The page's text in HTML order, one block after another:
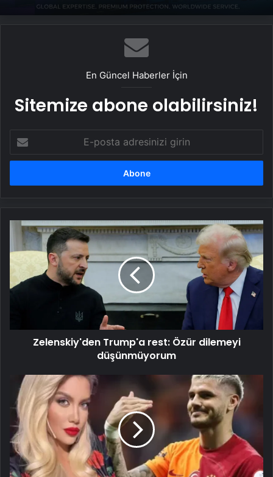
UETDS Nedir ? Uetds.com İle Akıllı Dijital
En Güncel Haberler İçin
Sitemize abone olabilirsiniz!
posta
adresinizi
Zelenskiy'den
Trump'a
rest:
dilemeyi
düşünmüyorum
Zelenskiy'den Trump'a rest: Özür dilemeyi
düşünmüyorum
Icardi'den
Wanda
Nara'yla
ilgili
inanılmaz
itiraf:
Sen
tek